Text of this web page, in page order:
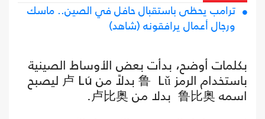
ترامب يحظى باستقبال حافل في الصين.. ماسك
ورجال أعمال يرافقونه (شاهد)
بكلمات أوضح، بدأت بعض الأوساط الصينية
باستخدام الرمز 鲁 Lǔ بدلاً من 卢 Lú ليصبح
اسمه 鲁比奥 بدلا من 卢比奥.